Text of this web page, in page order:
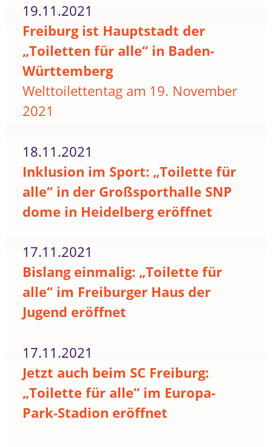
19.11.2021
Freiburg ist Hauptstadt der
„Toiletten für alle“ in Baden-
Württemberg
Welttoilettentag am 19. November
2021
18.11.2021
Inklusion im Sport: „Toilette für
alle“ in der Großsporthalle SNP
dome in Heidelberg eröffnet
17.11.2021
Bislang einmalig: „Toilette für
alle“ im Freiburger Haus der
Jugend eröffnet
17.11.2021
Jetzt auch beim SC Freiburg:
„Toilette für alle“ im Europa-
Park-Stadion eröffnet